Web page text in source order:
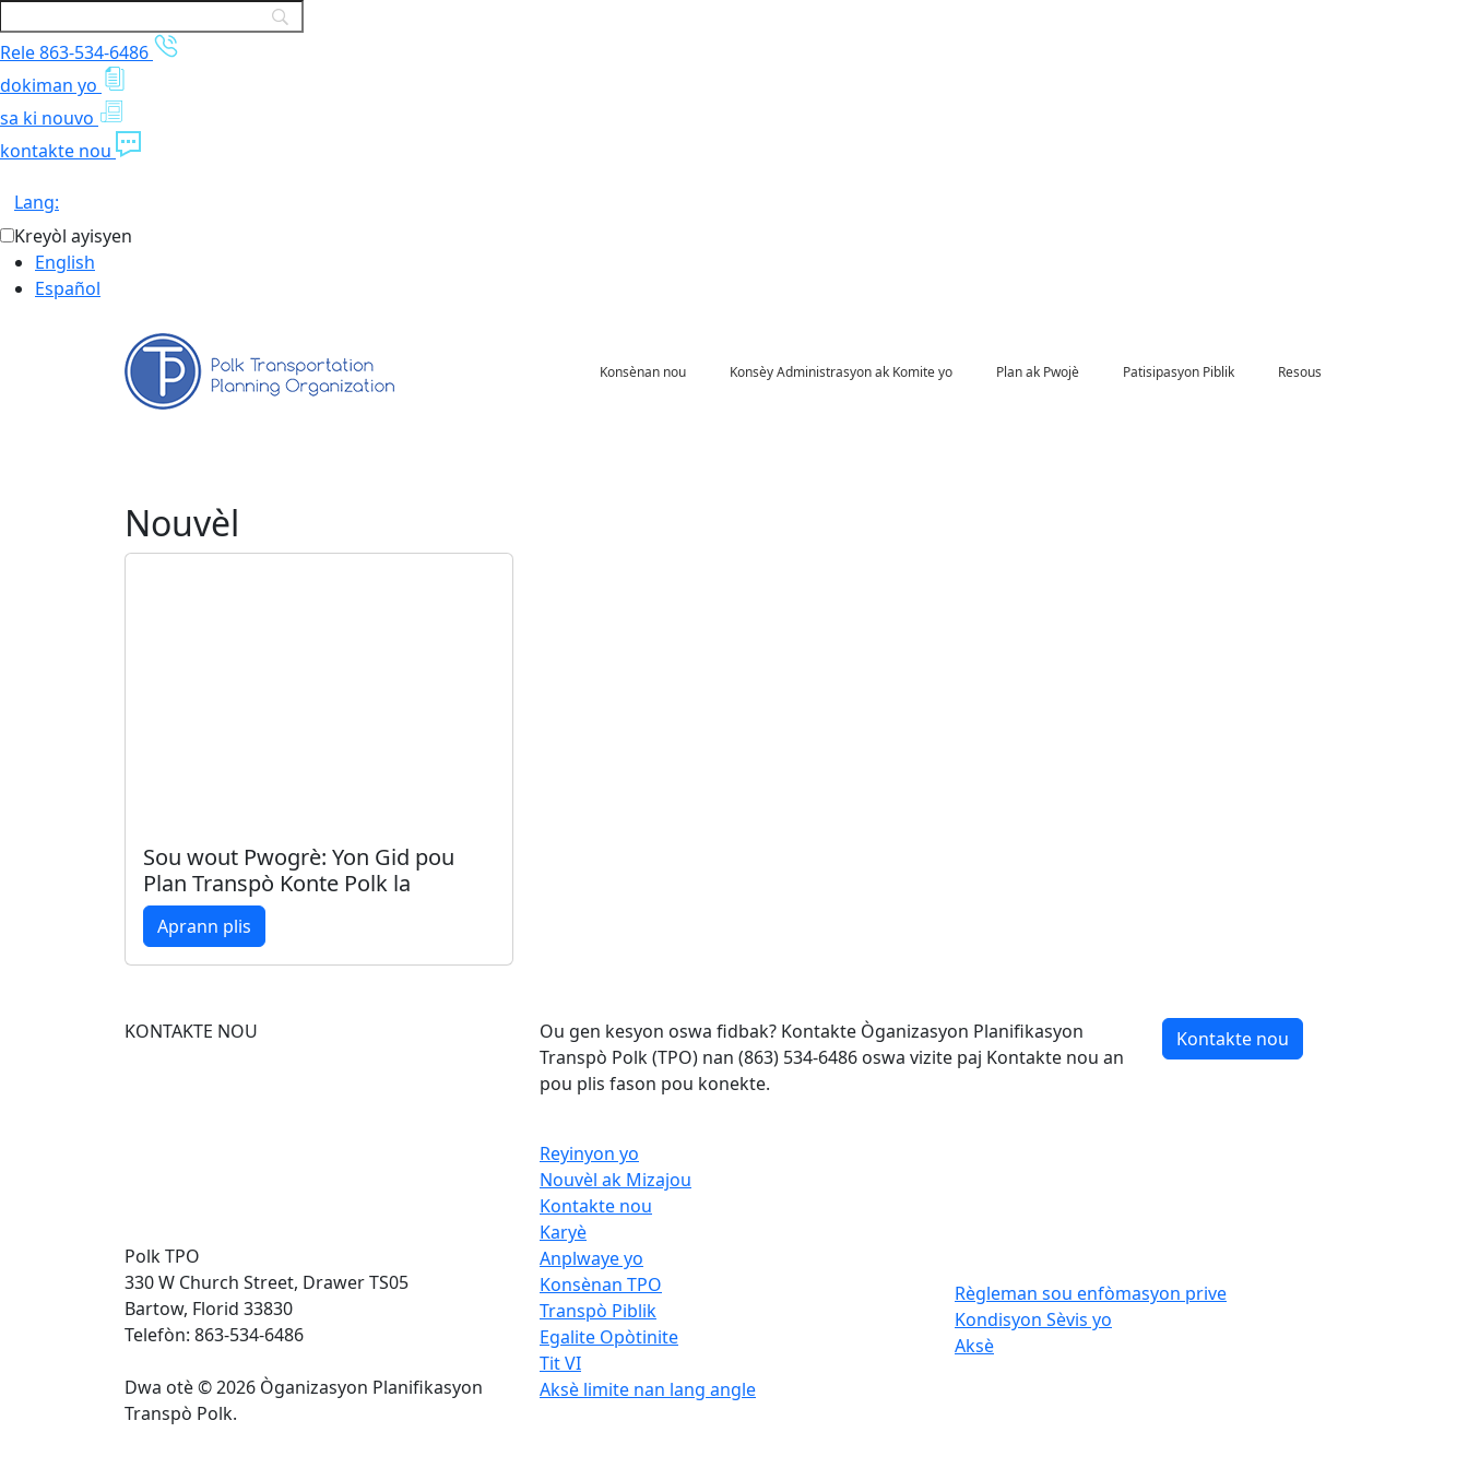
Rele 863-534-6486
dokiman yo
sa ki nouvo
kontakte nou
Lang:
Kreyòl ayisyen
English
Español
Konsènan nou Konsèy Administrasyon ak Komite yo Plan ak Pwojè Patisipasyon Piblik Resous
Nouvèl
Sou wout Pwogrè: Yon Gid pou
Plan Transpò Konte Polk la
Aprann plis
KONTAKTE NOU
Ou gen kesyon oswa fidbak? Kontakte Òganizasyon Planifikasyon
Transpò Polk (TPO) nan (863) 534-6486 oswa vizite paj Kontakte nou an
pou plis fason pou konekte.
Kontakte nou
Polk TPO
330 W Church Street, Drawer TS05
Bartow, Florid 33830
Telefòn: 863-534-6486
Dwa otè © 2026 Òganizasyon Planifikasyon
Transpò Polk.
Reyinyon yo
Nouvèl ak Mizajou
Kontakte nou
Karyè
Anplwaye yo
Konsènan TPO
Transpò Piblik
Egalite Opòtinite
Tit VI
Aksè limite nan lang angle
Règleman sou enfòmasyon prive
Kondisyon Sèvis yo
Aksè